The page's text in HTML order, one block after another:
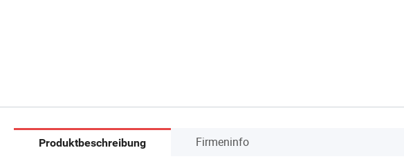
Produktbeschreibung Firmeninfo